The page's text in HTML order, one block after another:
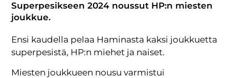
Superpesikseen 2024 noussut HP:n miesten
joukkue.
Ensi kaudella pelaa Haminasta kaksi joukkuetta
superpesistä, HP:n miehet ja naiset.
Miesten joukkueen nousu varmistui